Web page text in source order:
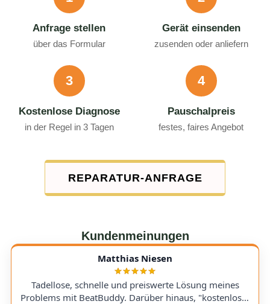
Anfrage stellen
über das Formular
Gerät einsenden
zusenden oder anliefern
3
Kostenlose Diagnose
in der Regel in 3 Tagen
4
Pauschalpreis
festes, faires Angebot
REPARATUR-ANFRAGE
Kundenmeinungen
Matthias Niesen
Tadellose, schnelle und preiswerte Lösung meines
Problems mit BeatBuddy. Darüber hinaus, "kostenloser